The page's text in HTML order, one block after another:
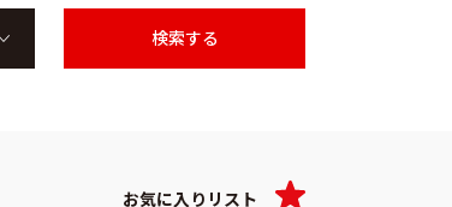
お気に入りリスト